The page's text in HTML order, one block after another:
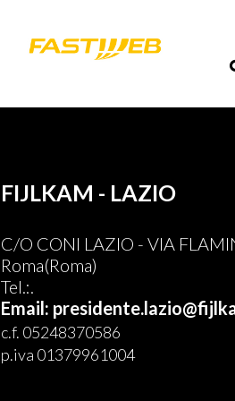
FIJLKAM - LAZIO
C/O CONI LAZIO - VIA
Roma(Roma)
Tel.:.
Email:
c.f. 05248370586
p.iva 01379961004